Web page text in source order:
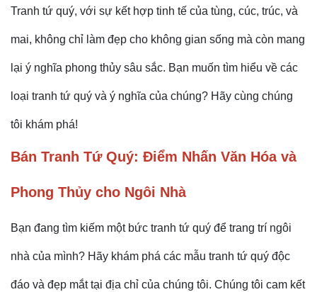
Tranh tứ quý, với sự kết hợp tinh tế của tùng, cúc, trúc, và
mai, không chỉ làm đẹp cho không gian sống mà còn mang
lại ý nghĩa phong thủy sâu sắc. Bạn muốn tìm hiểu về các
loại tranh tứ quý và ý nghĩa của chúng? Hãy cùng chúng
tôi khám phá!
Bán Tranh Tứ Quý: Điểm Nhấn Văn Hóa và
Phong Thủy cho Ngôi Nhà
Bạn đang tìm kiếm một bức tranh tứ quý để trang trí ngôi
nhà của mình? Hãy khám phá các mẫu tranh tứ quý độc
đáo và đẹp mắt tại địa chỉ của chúng tôi. Chúng tôi cam kết